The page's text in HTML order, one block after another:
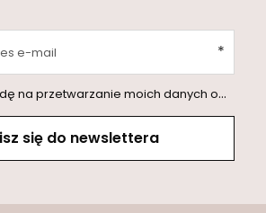
e-mail
osobowych (adres e-mail) na potrzeby wysyłki newslettera z informacją handlową (marketing). Więcej w
się do newslettera